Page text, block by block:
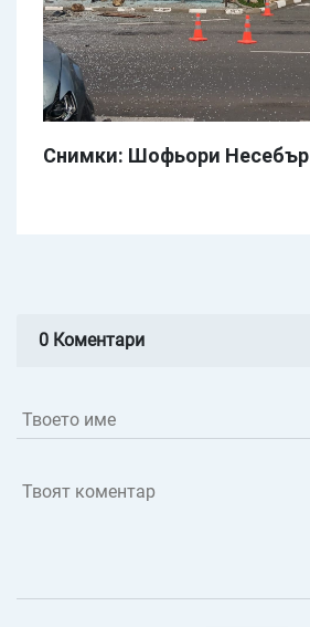
Снимки: Шофьори Несебър
0 Коментари
Твоето име
Твоят коментар